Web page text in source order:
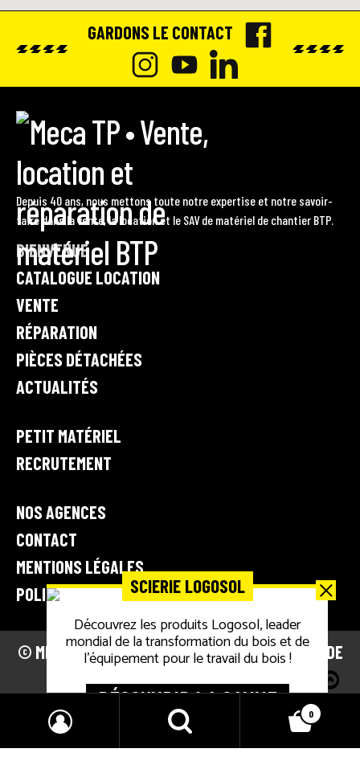
SCIERIE LOGOSOL
Découvrez les produits Logosol, leader
mondial de la transformation du bois et de
l’équipement pour le travail du bois !
DÉCOUVRIR LA GAMME
GARDONS LE CONTACT
A
O
O
I
N
S
A
G
R
A
Y
O
U
U
B
L
E
D
M
c
T
P
V
e
t
e
,
l
o
a
t
i
n
t
r
p
a
i
Depuis 40 ans, nous mettons toute notre expertise et notre savoir-
faire dans la vente, la location et le SAV de matériel de chantier BTP.
BIENVENUE
CATALOGUE LOCATION
VENTE
RÉPARATION
PIÈCES DÉTACHÉES
ACTUALITÉS
PETIT MATÉRIEL
RECRUTEMENT
NOS AGENCES
CONTACT
MENTIONS LÉGALES
POLITIQUE DE CONFIDENTIALITÉ
© MECA TP • VENTE, LOCATION ET RÉPARATION DE
0